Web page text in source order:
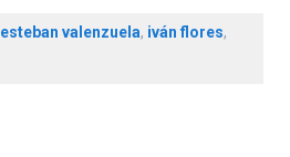
esteban valenzuela, iván flores,